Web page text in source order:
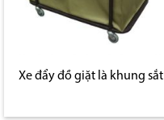
Xe đẩy đồ giặt là khung sắt